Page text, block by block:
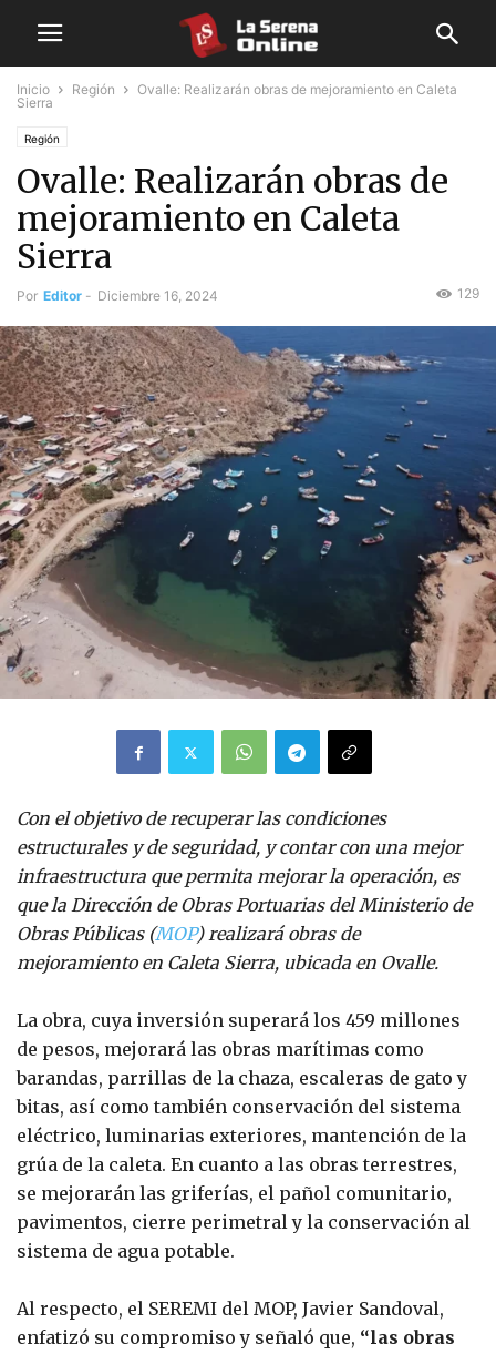
Inicio Región
Ovalle: Realizarán obras de mejoramiento en Caleta
Sierra
Región
Ovalle: Realizarán obras de
mejoramiento en Caleta
Sierra
Por Editor - Diciembre 16, 2024 129
Con el objetivo de recuperar las condiciones
estructurales y de seguridad, y contar con una mejor
infraestructura que permita mejorar la operación, es
que la Dirección de Obras Portuarias del Ministerio de
Obras Públicas (MOP) realizará obras de
mejoramiento en Caleta Sierra, ubicada en Ovalle.
La obra, cuya inversión superará los 459 millones
de pesos, mejorará las obras marítimas como
barandas, parrillas de la chaza, escaleras de gato y
bitas, así como también conservación del sistema
eléctrico, luminarias exteriores, mantención de la
grúa de la caleta. En cuanto a las obras terrestres,
se mejorarán las griferías, el pañol comunitario,
pavimentos, cierre perimetral y la conservación al
sistema de agua potable.
Al respecto, el SEREMI del MOP, Javier Sandoval,
enfatizó su compromiso y señaló que, “las obras